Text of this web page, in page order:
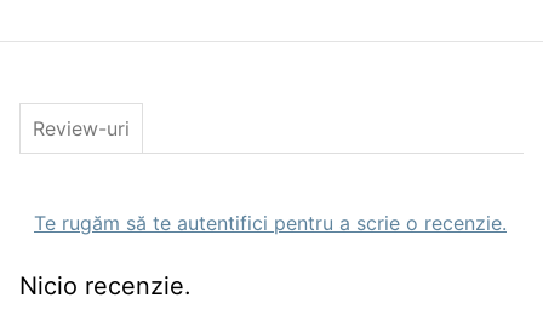
Review-uri
Te rugăm să te autentifici pentru a scrie o recenzie.
Nicio recenzie.